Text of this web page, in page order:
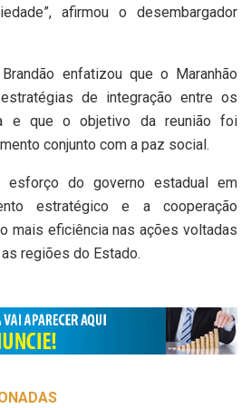
afirmou o desembargador
enfatizou que o Maranhão
de integração entre os
e que o objetivo da reunião foi
conjunto com a paz social.
do governo estadual em
estratégico e a cooperação
mais eficiência nas ações voltadas
regiões do Estado.